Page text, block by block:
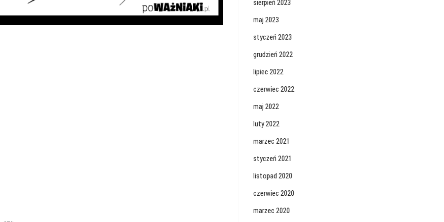
sierpień 2023
maj 2023
styczeń 2023
grudzień 2022
lipiec 2022
czerwiec 2022
maj 2022
luty 2022
marzec 2021
styczeń 2021
listopad 2020
czerwiec 2020
marzec 2020